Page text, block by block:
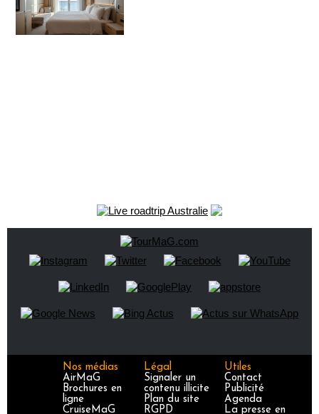
Nos médias
AirMaG
Brochures en
ligne
CruiseMaG
Légal
Signaler un
contenu illicite
Plan du site
RGPD
Utiles
Contact
Publicité
Agenda
La presse en